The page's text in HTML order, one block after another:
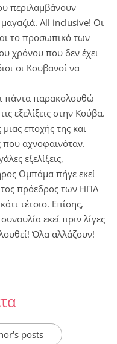
περιλαμβάνουν
All inclusive! Οι
το προσωπικό των
χρόνου που δεν έχει
οι Κουβανοί να
πάντα παρακολουθώ
εξελίξεις στην Κούβα.
εποχής της και
που αχνοφαινόταν.
εξελίξεις,
Ομπάμα πήγε εκεί
πρόεδρος των ΗΠΑ
τέτοιο. Επίσης,
εκεί πριν λίγες
Όλα αλλάζουν!
posts